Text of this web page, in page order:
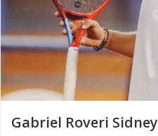
Gabriel Roveri Sidney